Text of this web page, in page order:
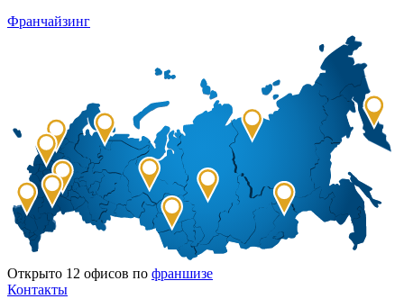
Франчайзинг
Открыто 12 офисов по франшизе
Контакты